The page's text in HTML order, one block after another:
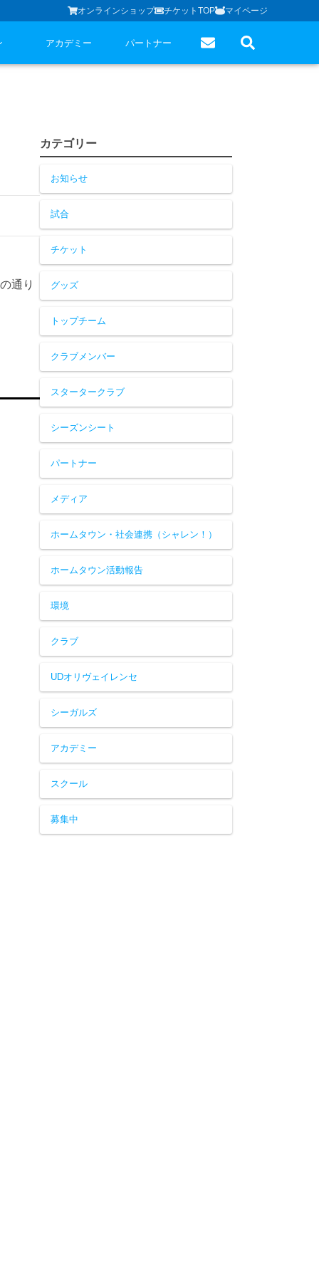
オンラインショップ チケットTOP マイページ
アカデミー パートナー
通り
カテゴリー
お知らせ
試合
チケット
グッズ
トップチーム
クラブメンバー
スタータークラブ
シーズンシート
パートナー
メディア
ホームタウン・社会連携（シャレン！）
ホームタウン活動報告
環境
クラブ
UDオリヴェイレンセ
シーガルズ
アカデミー
スクール
募集中